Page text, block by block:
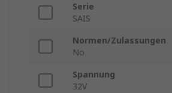
Serie
SAIS
Normen/Zulassungen
No
Spannung
32V